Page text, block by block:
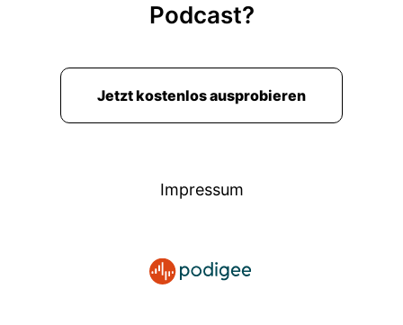
Podcast?
Jetzt kostenlos ausprobieren
Impressum